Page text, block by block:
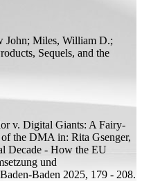
John; Miles, William D.;
Sequels, and the
v. Digital Giants: A Fairy-
of the DMA in: Rita Gsenger,
Decade - How the EU
und
Baden 2025, 179 - 208.